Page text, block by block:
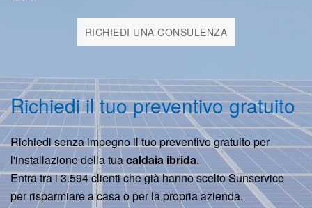
RICHIEDI UNA CONSULENZA
Richiedi il tuo preventivo gratuito
Richiedi senza impegno il tuo preventivo gratuito per
l'installazione della tuacaldaia ibrida.
Entra tra i 3.594 clienti che già hanno scelto Sunservice
per risparmiare a casa o per la propria azienda.